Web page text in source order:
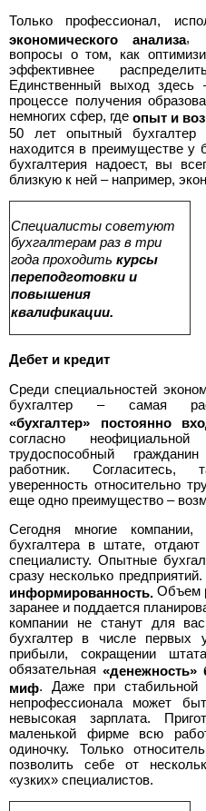
Только профессионал,
экономического анализа,
вопросы о том, как
эффективнее
Единственный выход здесь
процессе получения
немногих сфер, где опыт и
50 лет опытный бухгалтер
находится в преимуществе у
бухгалтерия надоест, вы
близкую к ней – например,
Специалисты советуют
бухгалтерам раз в три
года проходить курсы
переподготовки и
повышения
квалификации.
Дебет и кредит
Среди специальностей
бухгалтер – самая
«бухгалтер» постоянно
согласно
трудоспособный
работник. Согласитесь,
уверенность относительно
еще одно преимущество –
Сегодня многие компании,
бухгалтера в штате,
специалисту. Опытные
сразу несколько
информированность. Объем
заранее и поддается
компании не станут для
бухгалтер в числе первых
прибыли, сокращении
обязательная «денежность»
миф. Даже при стабильной
непрофессионала может
невысокая зарплата.
маленькой фирме всю
одиночку. Только
позволить себе от
«узких» специалистов.